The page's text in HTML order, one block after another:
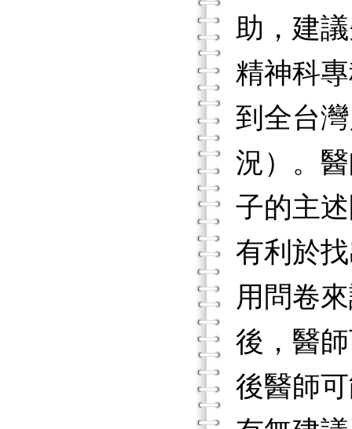
助，建
精神科
到全台
況）。
子的主
有利於
用問卷
後，醫
後醫師